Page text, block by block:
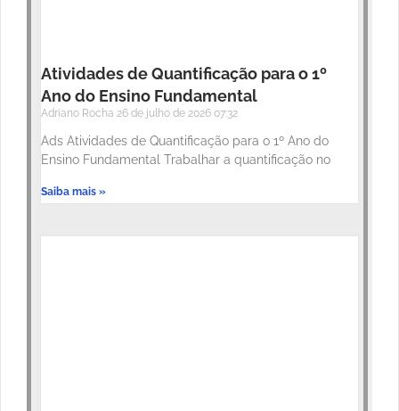
Atividades de Quantificação para o 1º
Ano do Ensino Fundamental
Adriano Rocha 26 de julho de 2026 07:32
Ads Atividades de Quantificação para o 1º Ano do
Ensino Fundamental Trabalhar a quantificação no
Saiba mais »